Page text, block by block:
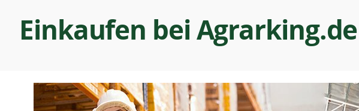
Einkaufen bei Agrarking.de